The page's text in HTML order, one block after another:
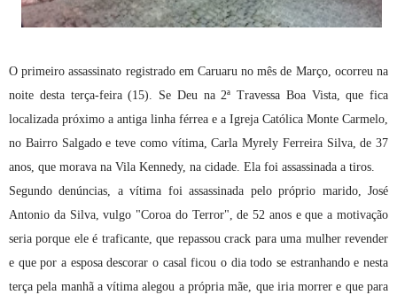
O primeiro assassinato registrado em Caruaru no mês de Março, ocorreu na
noite desta terça-feira (15). Se Deu na 2ª Travessa Boa Vista, que fica
localizada próximo a antiga linha férrea e a Igreja Católica Monte Carmelo,
no Bairro Salgado e teve como vítima, Carla Myrely Ferreira Silva, de 37
anos, que morava na Vila Kennedy, na cidade. Ela foi assassinada a tiros.
Segundo denúncias, a vítima foi assassinada pelo próprio marido, José
Antonio da Silva, vulgo "Coroa do Terror", de 52 anos e que a motivação
seria porque ele é traficante, que repassou crack para uma mulher revender
e que por a esposa descorar o casal ficou o dia todo se estranhando e nesta
terça pela manhã a vítima alegou a própria mãe, que iria morrer e que para